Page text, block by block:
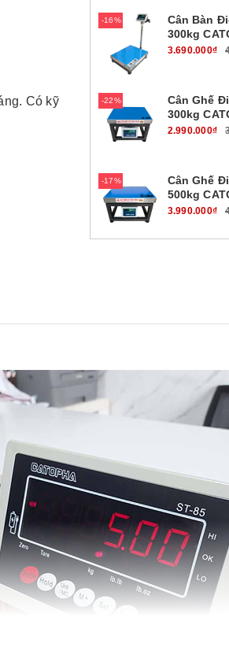
Có kỹ
16%
Cân Bàn
300kg
3.690.000₫
22%
Cân Ghế
300kg
2.990.000₫
17%
Cân Ghế
500kg
3.990.000₫